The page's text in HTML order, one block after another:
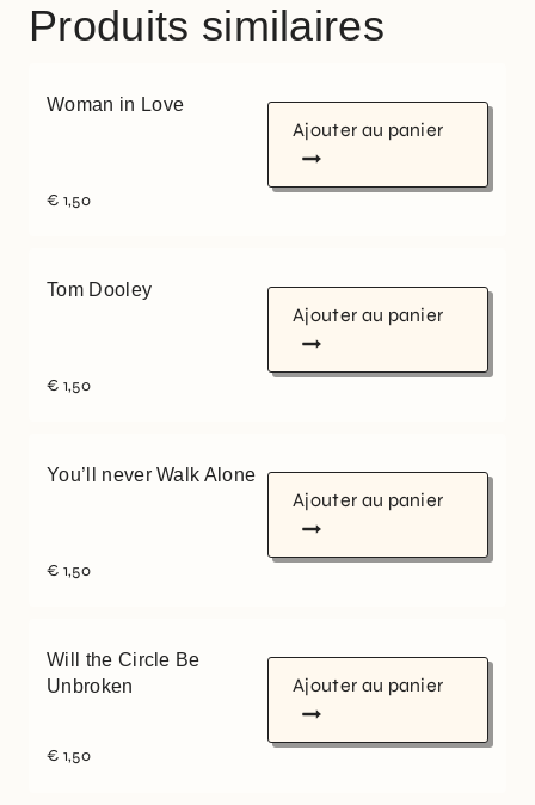
Produits similaires
Woman in Love
€ 1,50
Ajouter au panier
Tom Dooley
€ 1,50
Ajouter au panier
You’ll never Walk Alone
€ 1,50
Ajouter au panier
Will the Circle Be
Unbroken
€ 1,50
Ajouter au panier